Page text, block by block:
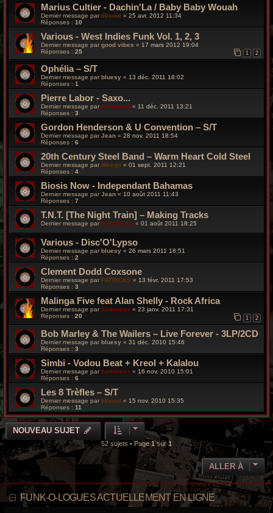
Marius Cultier - Dachin'La / Baby Baby Wouah
Dernier message partitisoul « 25 avr. 2012 11:34
Réponses : 10
Various - West Indies Funk Vol. 1, 2, 3
Dernier message par good vibes « 17 mars 2012 19:04
Réponses : 25 1 2
Ophélia – S/T
Dernier message parbluesy « 13 déc. 2011 18:02
Réponses : 1
Pierre Labor - Saxo...
Dernier message par funkiness « 11 déc. 2011 13:21
Réponses : 3
Gordon Henderson & U Convention – S/T
Dernier message parJean « 28 nov. 2011 18:54
Réponses : 6
20th Century Steel Band – Warm Heart Cold Steel
Dernier message par Weego « 01 sept. 2011 12:21
Réponses : 4
Biosis Now - Independant Bahamas
Dernier message parJean « 10 août 2011 11:43
Réponses : 7
T.N.T. [The Night Train] – Making Tracks
Dernier message par FoxyBronx « 01 août 2011 18:25
Various - Disc'O'Lypso
Dernier message parbluesy « 26 mars 2011 18:51
Réponses : 2
Clement Dodd Coxsone
Dernier message par PATRICKS « 13 févr. 2011 17:53
Réponses : 3
Malinga Five feat Alan Shelly - Rock Africa
Dernier message parfunkiness « 23 janv. 2011 17:31
Réponses : 20 1 2
Bob Marley & The Wailers – Live Forever - 3LP/2CD
Dernier message par bluesy « 31 déc. 2010 15:46
Réponses : 3
Simbi - Vodou Beat + Kreol + Kalalou
Dernier message parfunkiness « 16 nov. 2010 15:01
Réponses : 6
Les 8 Trèfles – S/T
Dernier message par titisoul « 15 nov. 2010 15:35
Réponses : 11
NOUVEAU SUJET
52 sujets • Page1sur1
ALLER À
FUNK-O-LOGUES ACTUELLEMENT EN LIGNE